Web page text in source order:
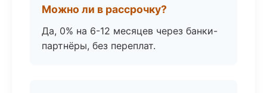
Можно ли в рассрочку?
Да, 0% на 6-12 месяцев через банки-
партнёры, без переплат.